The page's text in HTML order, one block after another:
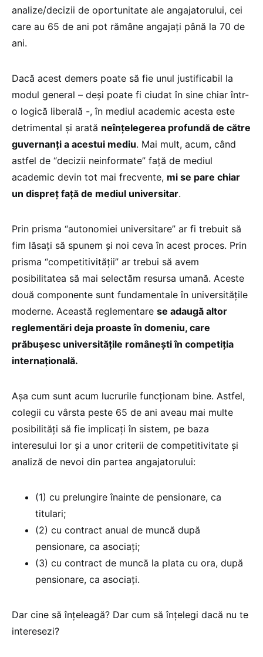
analize/decizii de oportunitate ale angajatorului, cei
care au 65 de ani pot rămâne angajați până la 70 de
ani.
Dacă acest demers poate să fie unul justificabil la
modul general – deși poate fi ciudat în sine chiar într-
o logică liberală -, în mediul academic acesta este
detrimental și arată neînțelegerea profundă de către
guvernanți a acestui mediu. Mai mult, acum, când
astfel de “decizii neinformate” față de mediul
academic devin tot mai frecvente, mi se pare chiar
un dispreț față de mediul universitar.
Prin prisma “autonomiei universitare” ar fi trebuit să
fim lăsați să spunem și noi ceva în acest proces. Prin
prisma “competitivității” ar trebui să avem
posibilitatea să mai selectăm resursa umană. Aceste
două componente sunt fundamentale în universitățile
moderne. Această reglementare se adaugă altor
reglementări deja proaste în domeniu, care
prăbușesc universitățile românești în competiția
internațională.
Așa cum sunt acum lucrurile funcționam bine. Astfel,
colegii cu vârsta peste 65 de ani aveau mai multe
posibilități să fie implicați în sistem, pe baza
interesului lor și a unor criterii de competitivitate și
analiză de nevoi din partea angajatorului:
(1) cu prelungire înainte de pensionare, ca
titulari;
(2) cu contract anual de muncă după
pensionare, ca asociați;
(3) cu contract de muncă la plata cu ora, după
pensionare, ca asociați.
Dar cine să înțeleagă? Dar cum să înțelegi dacă nu te
interesezi?